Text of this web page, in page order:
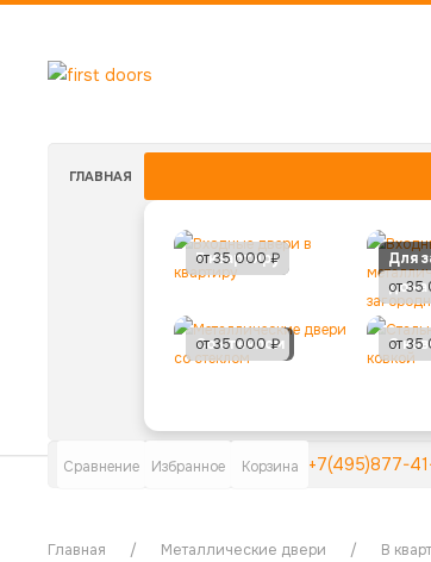
ГЛАВНАЯ
В квартиру
от 35 000 ₽
Для
дома
от
Со стеклом
от 35 000 ₽ С
от
Сравнение Избранное Корзина +7(495)877-
Главная Металлические двери В